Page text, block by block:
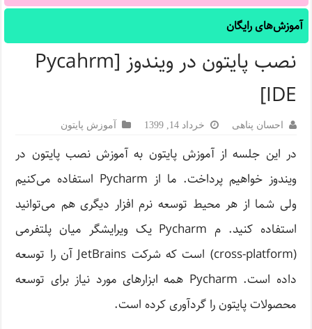
آموزش‌های رایگان
نصب پایتون در ویندوز [Pycahrm
IDE]
احسان پناهی خرداد 14, 1399 آموزش پایتون
در این جلسه از آموزش پایتون به آموزش نصب پایتون در
ویندوز خواهیم پرداخت. ما از Pycharm استفاده می‌کنیم
ولی شما از هر محیط توسعه نرم افزار دیگری هم می‌توانید
استفاده کنید. م Pycharm یک ویرایشگر میان پلتفرمی
(cross-platform) است که شرکت JetBrains آن را توسعه
داده است. Pycharm همه ابزارهای مورد نیاز برای توسعه
محصولات پایتون را گردآوری کرده است.